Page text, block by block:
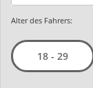
Alter des Fahrers:
18 - 29